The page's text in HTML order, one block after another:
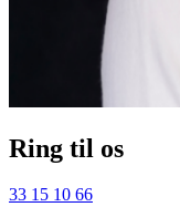
Ring til os
33 15 10 66